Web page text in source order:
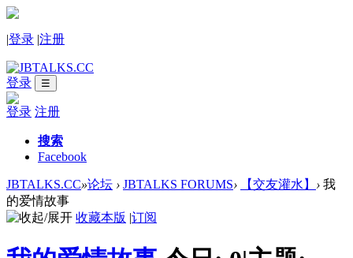
|登录 |注册
登录 ☰
登录 注册
搜索
Facebook
JBTALKS.CC»论坛 › JBTALKS FORUMS› 【交友灌水】 › 我
的爱情故事
收藏本版 |订阅